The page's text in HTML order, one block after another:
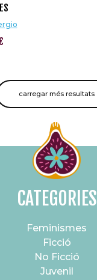
carregar més resultats
CATEGORIES
Feminismes
Ficció
No Ficció
Juvenil